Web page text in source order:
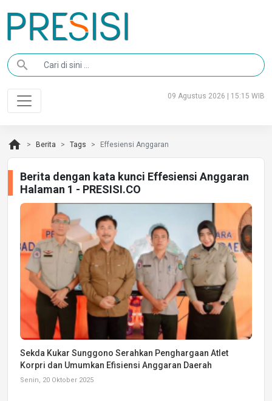
search
09 Agustus 2026 | 15:15 WIB
home Berita Tags Effesiensi Anggaran
Berita dengan kata kunci Effesiensi Anggaran
Halaman 1 - PRESISI.CO
Sekda Kukar Sunggono Serahkan Penghargaan Atlet
Korpri dan Umumkan Efisiensi Anggaran Daerah
Senin, 20 Oktober 2025